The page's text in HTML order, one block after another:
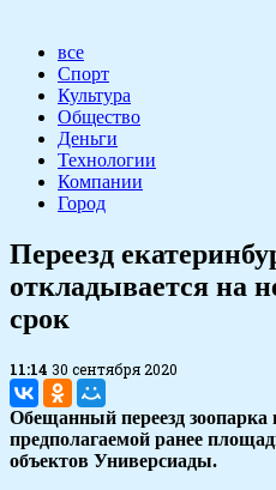
все
Спорт
Культура
Общество
Деньги
Технологии
Компании
Город
Переезд
откладывается на
срок
11:14 30 сентября 2020
Обещанный переезд
предполагаемой ранее
объектов Универсиады.